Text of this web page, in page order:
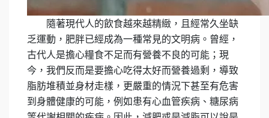
隨著現代人的飲食越來越精緻，且經常久坐缺
乏運動，肥胖已經成為一種常見的文明病。曾經，
古代人是擔心糧食不足而有營養不良的可能；現
今，我們反而是要擔心吃得太好而營養過剩，導致
脂肪堆積並身材走樣，更嚴重的情況下甚至有危害
到身體健康的可能，例如患有心血管疾病、糖尿病